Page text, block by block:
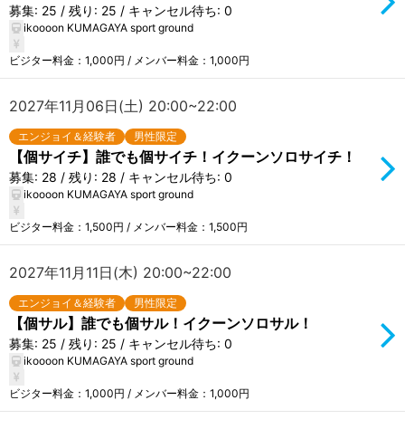
募集: 25 / 残り: 25 / キャンセル待ち: 0
ikoooon KUMAGAYA sport ground
ビジター料金：1,000円 / メンバー料金：1,000円
2027年11月06日(土) 20:00~22:00
エンジョイ＆経験者 男性限定
【個サイチ】誰でも個サイチ！イクーンソロサイチ！
募集: 28 / 残り: 28 / キャンセル待ち: 0
ikoooon KUMAGAYA sport ground
ビジター料金：1,500円 / メンバー料金：1,500円
2027年11月11日(木) 20:00~22:00
エンジョイ＆経験者 男性限定
【個サル】誰でも個サル！イクーンソロサル！
募集: 25 / 残り: 25 / キャンセル待ち: 0
ikoooon KUMAGAYA sport ground
ビジター料金：1,000円 / メンバー料金：1,000円